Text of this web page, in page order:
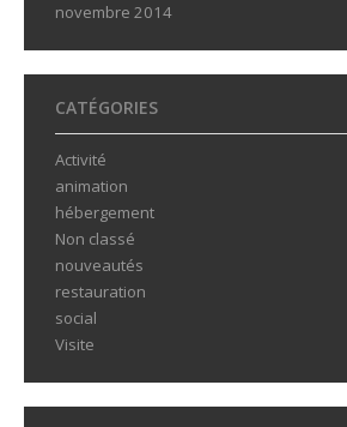
novembre 2014
CATÉGORIES
Activité
animation
hébergement
Non classé
nouveautés
restauration
social
Visite